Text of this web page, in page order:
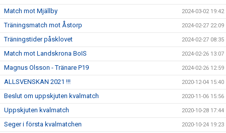
Match mot Mjällby 2024-03-02 19:42
Träningsmatch mot Åstorp 2024-02-27 22:09
Träningstider påsklovet 2024-02-27 08:35
Match mot Landskrona BoIS 2024-02-26 13:07
Magnus Olsson - Tränare P19 2024-02-26 12:59
ALLSVENSKAN 2021 !!! 2020-12-04 15:40
Beslut om uppskjuten kvalmatch 2020-11-06 15:56
Uppskjuten kvalmatch 2020-10-28 17:44
Seger i första kvalmatchen 2020-10-24 19:23